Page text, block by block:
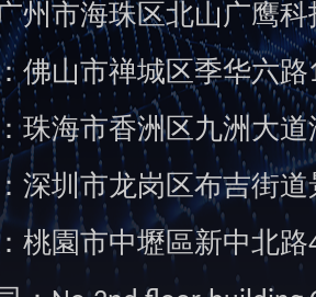
州市海珠区北山广鹰科
佛山市禅城区季华六路
珠海市香洲区九洲大道
深圳市龙岗区布吉街
桃園市中壢區新中北路